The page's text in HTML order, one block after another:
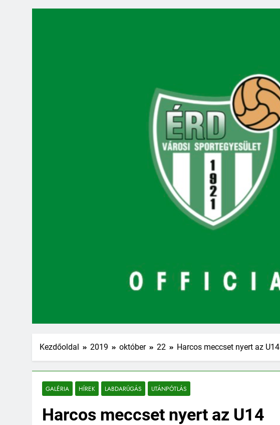
Kezdőoldal 2019 október 22 Harcos meccset nyert az U14
GALÉRIA HÍREK LABDARÚGÁS UTÁNPÓTLÁS
Harcos meccset nyert az U14